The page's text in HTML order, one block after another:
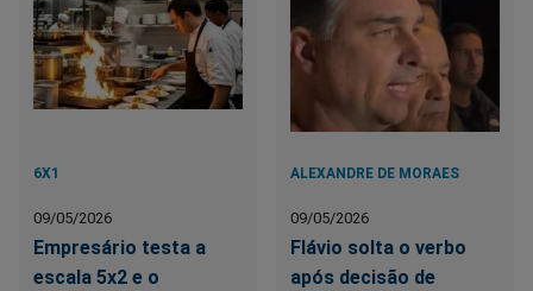
6X1
09/05/2026
Empresário testa a
escala 5x2 e o
ALEXANDRE DE MORAES
09/05/2026
Flávio solta o verbo
após decisão de